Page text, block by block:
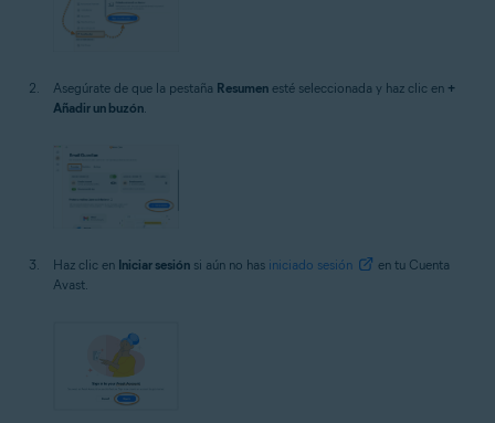
Asegúrate de que la pestaña Resumen esté seleccionada y haz clic en +
Añadir un buzón
Haz clic en Iniciar sesión si aún no has iniciado sesión
en tu Cuenta
Avast.